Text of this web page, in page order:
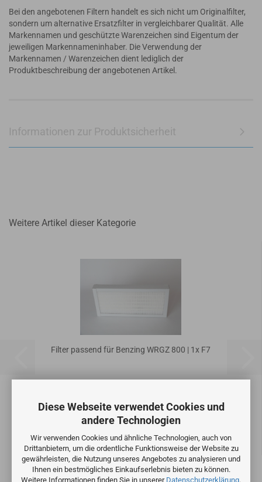
Diese Webseite verwendet Cookies und
andere Technologien
Wir verwenden Cookies und ähnliche Technologien, auch von
Drittanbietern, um die ordentliche Funktionsweise der Website zu
gewährleisten, die Nutzung unseres Angebotes zu analysieren und
Ihnen ein bestmögliches Einkaufserlebnis bieten zu können.
Weitere Informationen finden Sie in unserer Datenschutzerklärung.
Bei den angebotenen Filtern handelt es sich nicht um Originalfilter,
sondern um alternative Ersatzfilter in vergleichbarer Qualität. Alle
Markennamen und geschützte Warenzeichen sind Eigentum der
jeweiligen Markennameninhaber. Die Verwendung der
Markennamen / Warenzeichen dient lediglich der
Produktbeschreibung der angebotenen Artikel.
Informationen zur Produktsicherheit
Weitere Artikel dieser Kategorie
Filter passend für Benzing WRGZ 800 | 1x F7
27,95 EUR
23,49 EUR zzgl. 19% MwSt.